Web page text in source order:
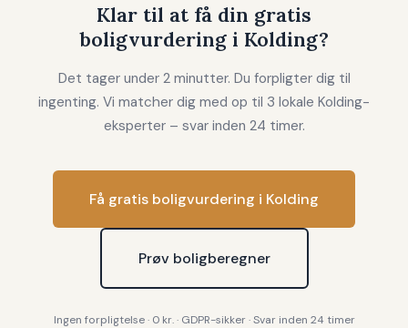
Klar til at få din gratis
boligvurdering i Kolding?
Det tager under 2 minutter. Du forpligter dig til
ingenting. Vi matcher dig med op til 3 lokale Kolding-
eksperter – svar inden 24 timer.
Få gratis boligvurdering i Kolding
Prøv boligberegner
Ingen forpligtelse · 0 kr. · GDPR-sikker · Svar inden 24 timer